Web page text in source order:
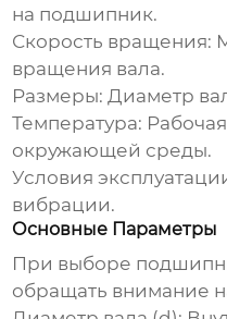
на подшипник.
Скорость вращения:
вращения вала.
Размеры: Диаметр
Температура:
окружающей среды.
Условия
вибрации.
Основные Параметры
При выборе
обращать внимание